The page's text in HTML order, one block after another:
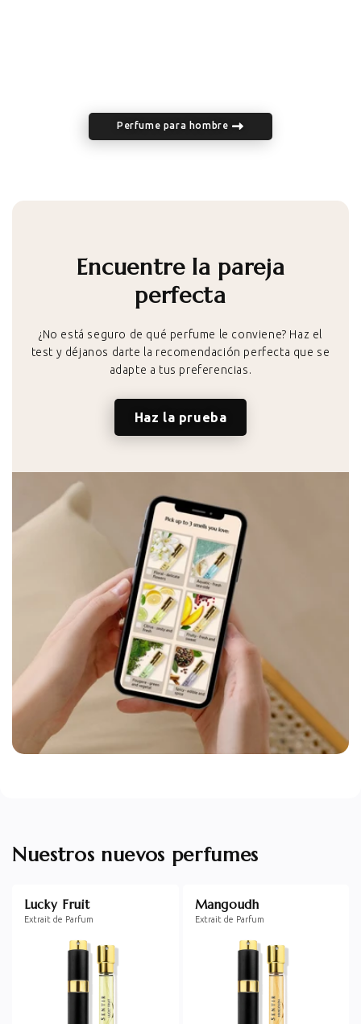
Perfume para hombre
Encuentre la pareja
perfecta
¿No está seguro de qué perfume le conviene? Haz el
test y déjanos darte la recomendación perfecta que se
adapte a tus preferencias.
Haz la prueba
Nuestros nuevos perfumes
Lucky Fruit
Extrait de Parfum
Mangoudh
Extrait de Parfum